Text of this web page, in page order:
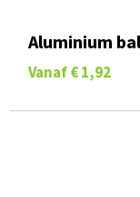
Aluminium
Vanaf € 1,92